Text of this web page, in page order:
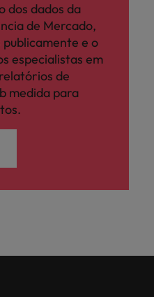
dos dados da
de Mercado,
e o
especialistas em
de
medida para